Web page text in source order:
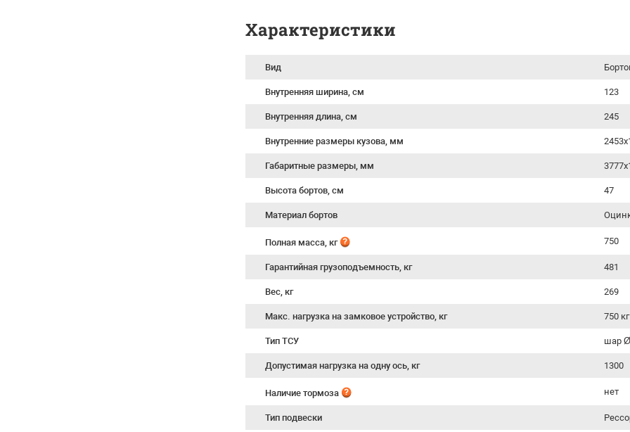
Характеристики
Вид
Внутренняя ширина, см 123
Внутренняя длина, см 245
Внутренние размеры кузова, мм
Габаритные размеры, мм
Высота бортов, см 47
Материал бортов
Полная масса, кг 750
Гарантийная грузоподъемность, кг 481
Вес, кг 269
Макс. нагрузка на замковое устройство, кг 750 кг
Тип ТСУ шар
Допустимая нагрузка на одну ось, кг 1300
Наличие тормоза нет
Тип подвески